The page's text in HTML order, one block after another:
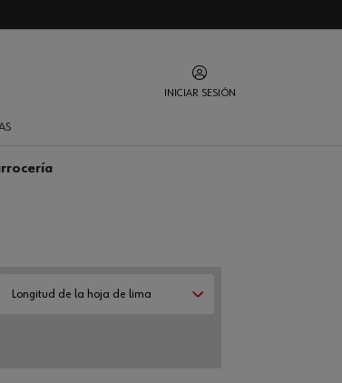
INICIAR SESIÓN
Longitud de la hoja de lima